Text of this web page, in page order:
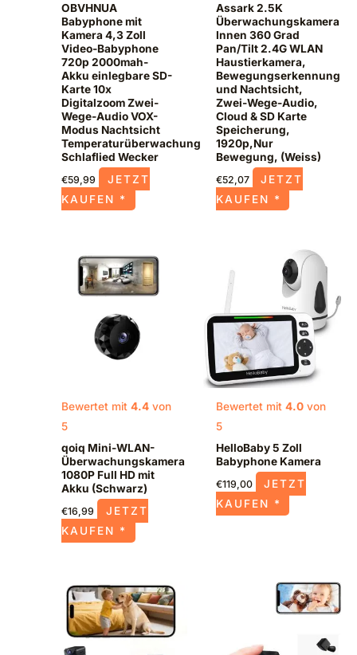
OBVHNUA
Babyphone mit
Kamera 4,3 Zoll
Video-Babyphone
720p 2000mah-
Akku einlegbare SD-
Karte 10x
Digitalzoom Zwei-
Wege-Audio VOX-
Modus Nachtsicht
Temperaturüberwachung
Schlaflied Wecker
€59,99
JETZT
KAUFEN *
Assark 2.5K
Überwachungskamera
Innen 360 Grad
Pan/Tilt 2.4G WLAN
Haustierkamera,
Bewegungserkennung
und Nachtsicht,
Zwei-Wege-Audio,
Cloud & SD Karte
Speicherung,
1920p,Nur
Bewegung, (Weiss)
€52,07
JETZT
KAUFEN *
Bewertet mit4.4 von
5
qoiq Mini-WLAN-
Überwachungskamera
1080P Full HD mit
Akku (Schwarz)
€16,99
JETZT
KAUFEN *
Bewertet mit 4.0von
5
HelloBaby 5 Zoll
Babyphone Kamera
€119,00
JETZT
KAUFEN *